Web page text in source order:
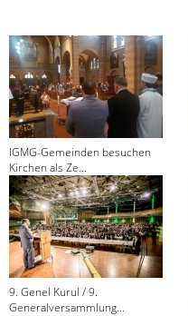
IGMG-Gemeinden besuchen
Kirchen als Ze...
9. Genel Kurul / 9.
Generalversammlung...